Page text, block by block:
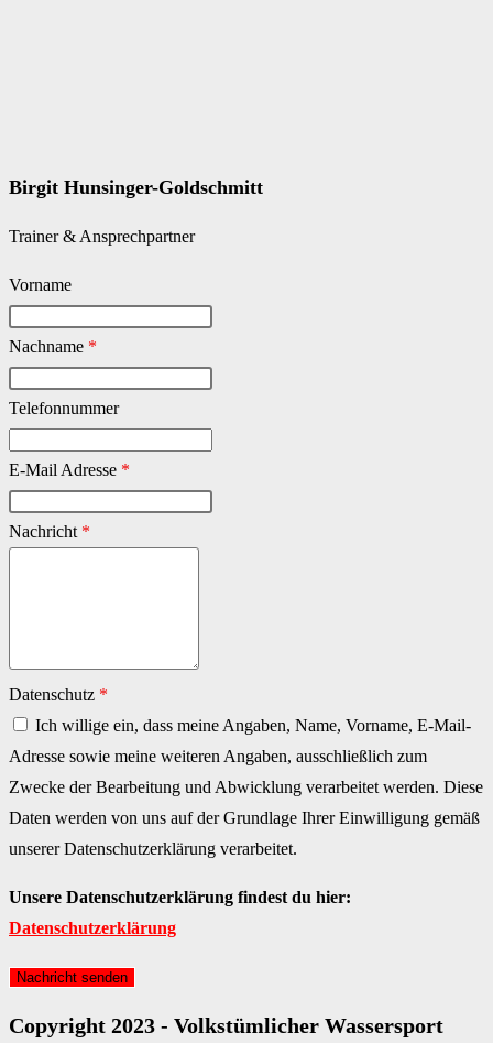
Birgit Hunsinger-Goldschmitt
Trainer & Ansprechpartner
Vorname
Nachname *
Telefonnummer
E-Mail Adresse *
Nachricht *
Datenschutz *
Ich willige ein, dass meine Angaben, Name, Vorname, E-Mail-
Adresse sowie meine weiteren Angaben, ausschließlich zum
Zwecke der Bearbeitung und Abwicklung verarbeitet werden. Diese
Daten werden von uns auf der Grundlage Ihrer Einwilligung gemäß
unserer Datenschutzerklärung verarbeitet.
Unsere Datenschutzerklärung findest du hier:
Datenschutzerklärung
Copyright 2023 - Volkstümlicher Wassersport